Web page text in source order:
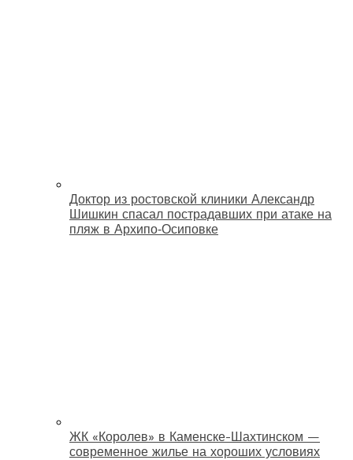
Доктор из ростовской клиники Александр
Шишкин спасал пострадавших при атаке на
пляж в Архипо‑Осиповке
ЖК «Королев» в Каменске-Шахтинском —
современное жилье на хороших условиях